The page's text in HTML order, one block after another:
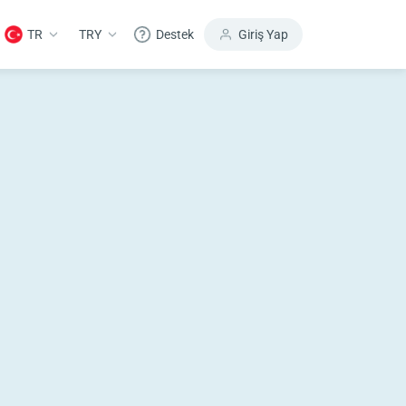
TR TRY Destek Giriş Yap